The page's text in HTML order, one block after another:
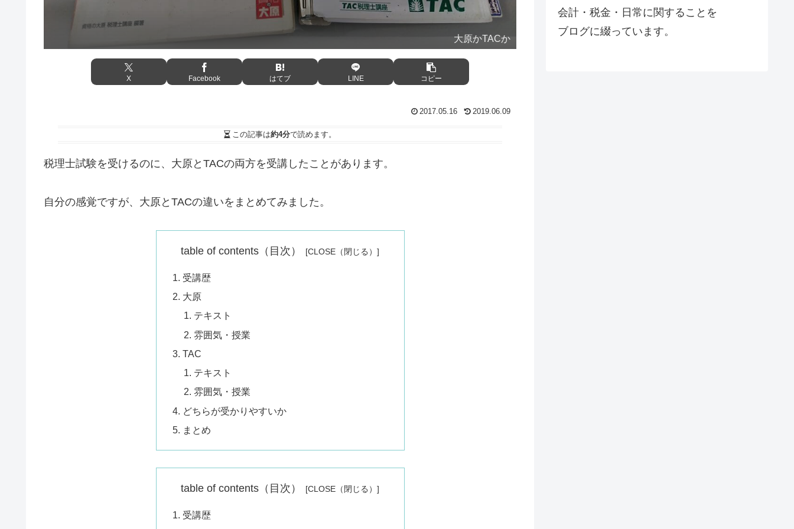
大原かTACか
X Facebook はてブ LINE コピー
2017.05.16 2019.06.09
この記事は約4分で読めます。
税理士試験を受けるのに、大原とTACの両方を受講したことがあります。
自分の感覚ですが、大原とTACの違いをまとめてみました。
table of contents（目次）
受講歴
大原
テキスト
雰囲気・授業
TAC
テキスト
雰囲気・授業
どちらが受かりやすいか
まとめ
table of contents（目次）
受講歴
会計・税金・日常に関することを
ブログに綴っています。